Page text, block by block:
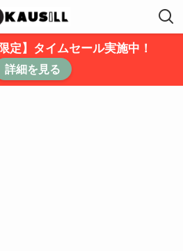
定】タイムセール実施中！
詳細を見る